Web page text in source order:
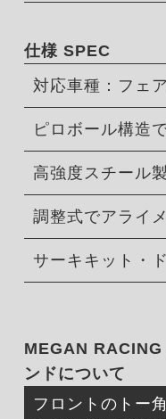
仕様 SPEC
対応車種：フェ
ピロボール構造
高強度スチール
調整式でアライ
サーキキット・
MEGAN RACING
ンドについて
フロントのトー